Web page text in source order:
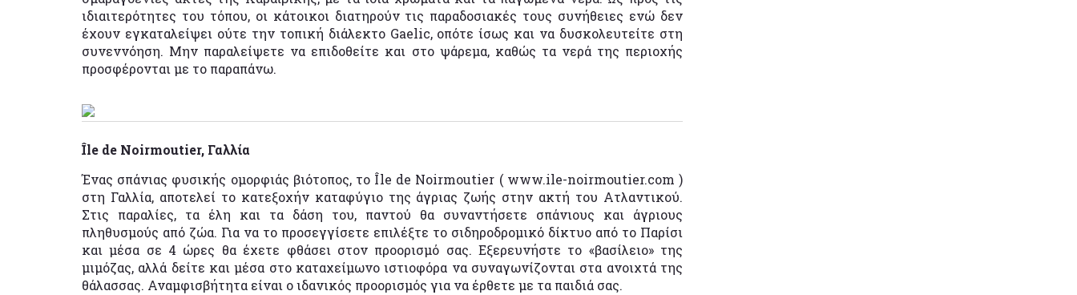
ιδιαιτερότητες του τόπου, οι κάτοικοι διατηρούν τις παραδοσιακές τους συνήθειες ενώ δεν
έχουν εγκαταλείψει ούτε την τοπική διάλεκτο Gaelic, οπότε ίσως και να δυσκολευτείτε στη
συνεννόηση. Μην παραλείψετε να επιδοθείτε και στο ψάρεμα, καθώς τα νερά της περιοχής
προσφέρονται με το παραπάνω.
Île de Noirmoutier, Γαλλία
Ένας σπάνιας φυσικής ομορφιάς βιότοπος, το Île de Noirmoutier ( www.ile-noirmoutier.com )
στη Γαλλία, αποτελεί το κατεξοχήν καταφύγιο της άγριας ζωής στην ακτή του Ατλαντικού.
Στις παραλίες, τα έλη και τα δάση του, παντού θα συναντήσετε σπάνιους και άγριους
πληθυσμούς από ζώα. Για να το προσεγγίσετε επιλέξτε το σιδηροδρομικό δίκτυο από το Παρίσι
και μέσα σε 4 ώρες θα έχετε φθάσει στον προορισμό σας. Εξερευνήστε το «βασίλειο» της
μιμόζας, αλλά δείτε και μέσα στο καταχείμωνο ιστιοφόρα να συναγωνίζονται στα ανοιχτά της
θάλασσας. Αναμφισβήτητα είναι ο ιδανικός προορισμός για να έρθετε με τα παιδιά σας.